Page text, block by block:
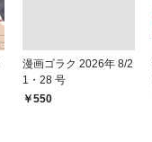
漫画ゴラク 2026年 8/2
1・28 号
￥550